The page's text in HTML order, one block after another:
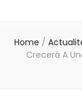
Home /
Crecerá A